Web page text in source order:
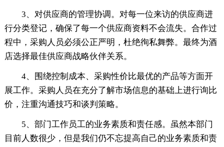
3、对供应商的管理协调。对每一位来访的供应商进
行分类登记，确保了每一个供应商资料不会流失。合作过
程中，采购人员必须公正严明，杜绝徇私舞弊。最终为酒
店选择最佳供应商战略伙伴关系。
4、围绕控制成本、采购性价比最优的产品等方面开
展工作。采购人员在充分了解市场信息的基础上进行询比
价，注重沟通技巧和谈判策略。
5、部门工作员工的业务素质和责任感。虽然本部门
目前人数很少，但是我们仍不忘提高自己的业务素质和责